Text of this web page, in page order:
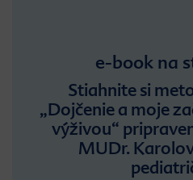
e-book na
Stiahnite si
„Dojčenie a moje
výživou“
MUDr.